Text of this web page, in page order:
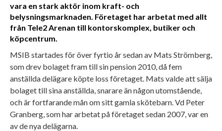
vara en stark aktör inom kraft- och
belysningsmarknaden. Företaget har arbetat med allt
från Tele2 Arenan till kontorskomplex, butiker och
köpcentrum.
MSIB startades för över fyrtio år sedan av Mats Strömberg,
som drev bolaget fram till sin pension 2010, då fem
anställda delägare köpte loss företaget. Mats valde att sälja
bolaget till sina anställda, snarare än någon utomstående,
och är fortfarande mån om sitt gamla skötebarn. Vd Peter
Granberg, som har arbetat på företaget sedan 2007, var en
av de nya delägarna.